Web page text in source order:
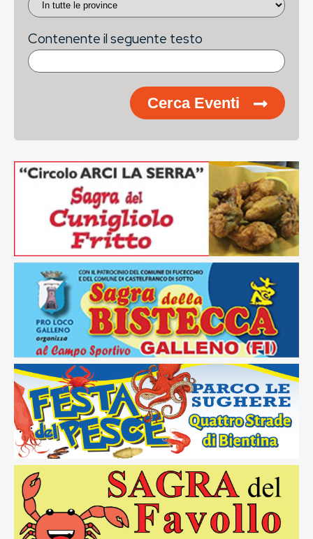
Contenente il seguente testo
Cerca Eventi